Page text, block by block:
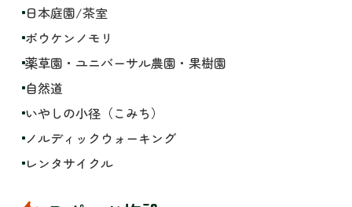
日本庭園/茶室
ボウケンノモリ
薬草園・ユニバーサル農園・果樹園
自然道
いやしの小径（こみち）
ノルディックウォーキング
レンタサイクル